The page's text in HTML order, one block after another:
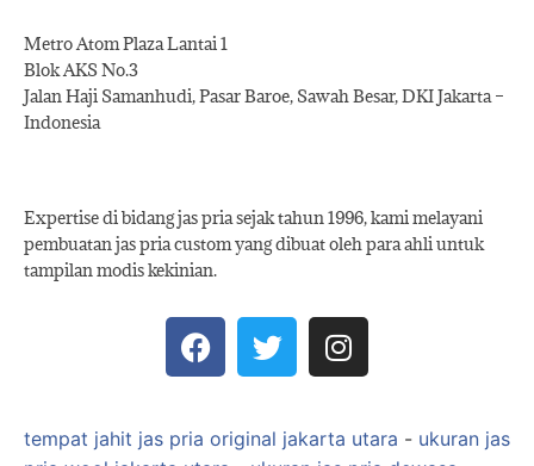
Metro Atom Plaza Lantai 1
Blok AKS No.3
Jalan Haji Samanhudi, Pasar Baroe, Sawah Besar, DKI Jakarta –
Indonesia
Expertise di bidang jas pria sejak tahun 1996, kami melayani
pembuatan jas pria custom yang dibuat oleh para ahli untuk
tampilan modis kekinian.
tempat jahit jas pria original jakarta utara - ukuran jas